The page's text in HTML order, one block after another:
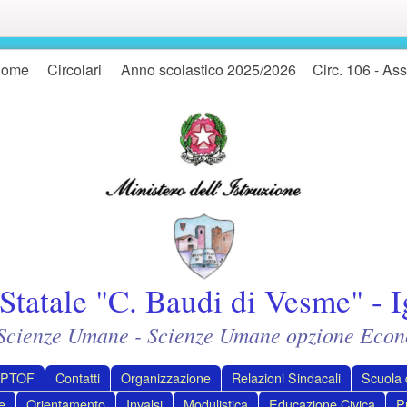
Circolari Anno scolastico 2025/2026 Circ. 106 -
"C. Baudi di Vesme" -
Umane - Scienze Umane opzione
PTOF Contatti Organizzazione Relazioni Sindacali Scuola